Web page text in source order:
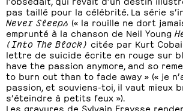
pas taillé pour la célébrité. La série
Never Sleeps (« la rouille ne dort
emprunté à la chanson de Neil Young
(Into The Black) citée par Kurt
lettre de suicide écrite en rouge sur
have the passion anymore, and so
to burn out than to fade away » (« je
passion, et souviens-toi, il vaut mieux
s’éteindre à petits feux »).
Les gravures de Sylvain Fraysse